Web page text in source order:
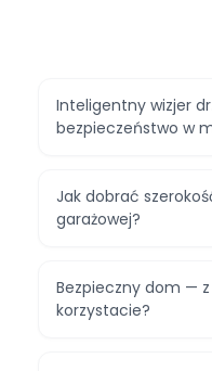
Inteligentny wizjer
bezpieczeństwo w
Jak dobrać
garażowej?
Bezpieczny dom —
korzystacie?